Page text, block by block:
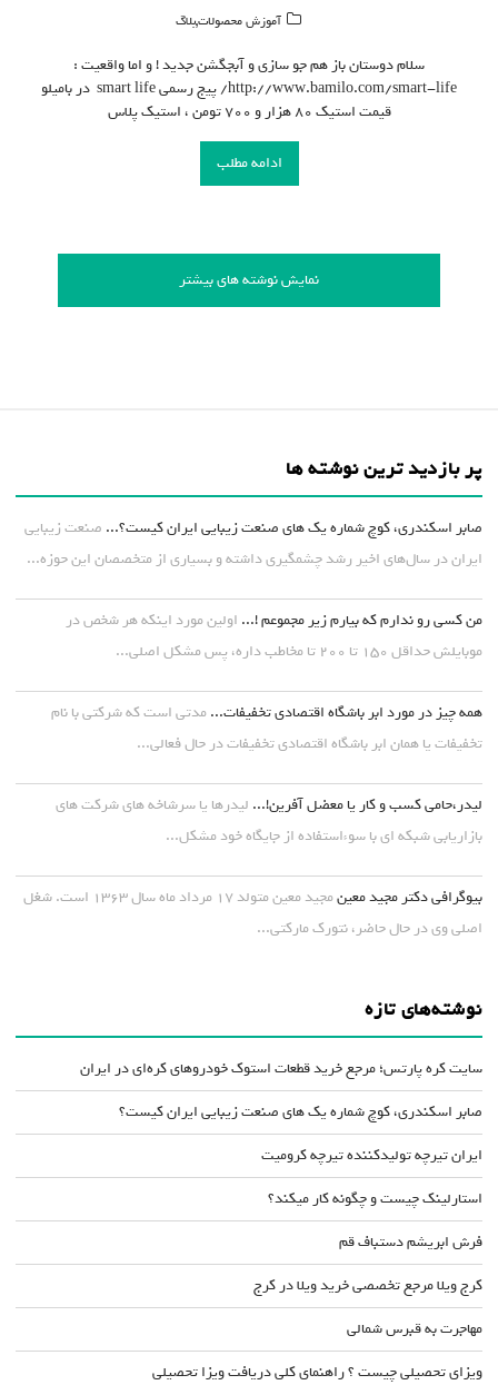
آموزش محصولات,بلاگ
سلام دوستان باز هم جو سازی و آبجگشن جدید ! و اما واقعیت :
http://www.bamilo.com/smart-life/ پیج رسمی smart life در بامیلو
قیمت استیک ۸۰ هزار و ۷۰۰ تومن ، استیک پلاس
ادامه مطلب
نمایش نوشته های بیشتر
پر بازدید ترین نوشته ها
صابر اسکندری، کوچ شماره یک های صنعت زیبایی ایران کیست؟... صنعت زیبایی
ایران در سال‌های اخیر رشد چشمگیری داشته و بسیاری از متخصصان این حوزه...
من کسی رو ندارم که بیارم زیر مجموعم !... اولین مورد اینکه هر شخص در
موبایلش حداقل ۱۵۰ تا ۲۰۰ تا مخاطب داره، پس مشکل اصلی...
همه چیز در مورد ابر باشگاه اقتصادی تخفیفات... مدتی است که شرکتی با نام
تخفیفات یا همان ابر باشگاه اقتصادی تخفیفات در حال فعالی...
لیدر،حامی کسب و کار یا معضل آفرین!... لیدرها یا سرشاخه های شرکت های
بازاریابی شبکه ای با سوءاستفاده از جایگاه خود مشکل...
بیوگرافی دکتر مجید معین
مجید معین متولد ۱۷ مرداد ماه سال ۱۳۶۳ است. شغل
اصلی وی در حال حاضر، نتورک مارکتی...
نوشته‌های تازه
سایت کره پارتس؛ مرجع خرید قطعات استوک خودروهای کره‌ای در ایران
صابر اسکندری، کوچ شماره یک های صنعت زیبایی ایران کیست؟
ایران تیرچه تولیدکننده تیرچه کرومیت
استارلینک چیست و چگونه کار میکند؟
فرش ابریشم دستباف قم
کرج ویلا مرجع تخصصی خرید ویلا در کرج
مهاجرت به قبرس شمالی
ویزای تحصیلی چیست ؟ راهنمای کلی دریافت ویزا تحصیلی